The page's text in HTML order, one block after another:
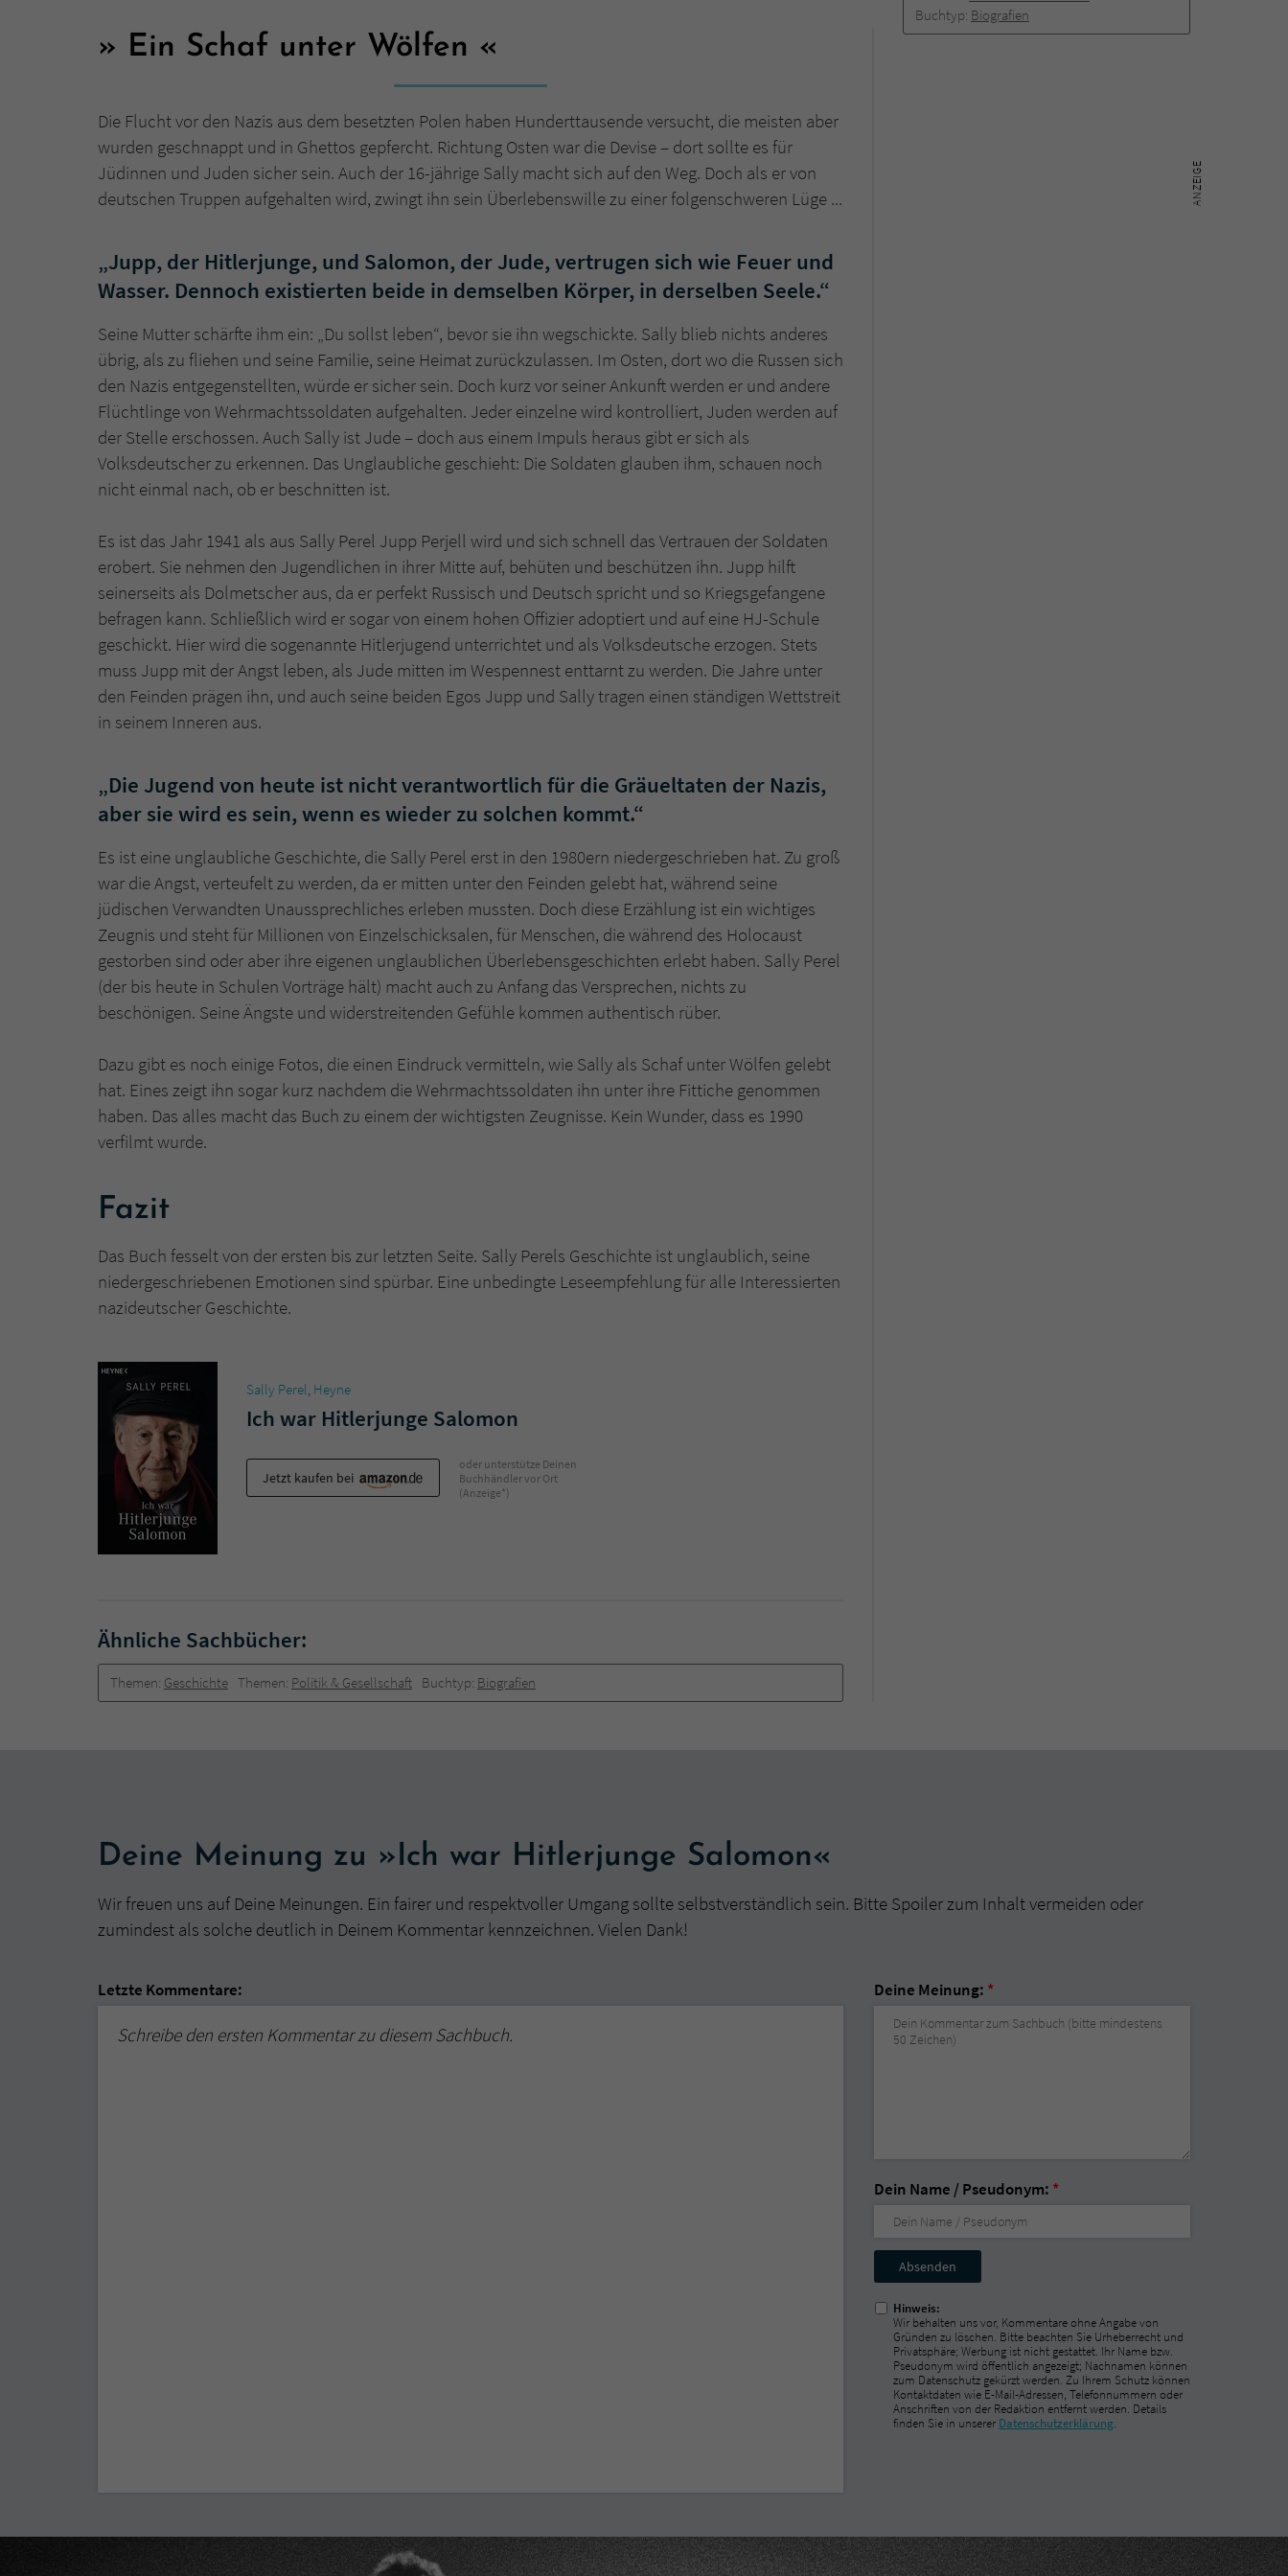
Buchtyp: Biografien
Ein Schaf unter Wölfen
Die Flucht vor den Nazis aus dem besetzten Polen haben Hunderttausende versucht, die meisten aber
wurden geschnappt und in Ghettos gepfercht. Richtung Osten war die Devise – dort sollte es für
Jüdinnen und Juden sicher sein. Auch der 16-jährige Sally macht sich auf den Weg. Doch als er von
deutschen Truppen aufgehalten wird, zwingt ihn sein Überlebenswille zu einer folgenschweren Lüge ...
„Jupp, der Hitlerjunge, und Salomon, der Jude, vertrugen sich wie Feuer und
Wasser. Dennoch existierten beide in demselben Körper, in derselben Seele.“
Seine Mutter schärfte ihm ein: „Du sollst leben“, bevor sie ihn wegschickte. Sally blieb nichts anderes
übrig, als zu fliehen und seine Familie, seine Heimat zurückzulassen. Im Osten, dort wo die Russen sich
den Nazis entgegenstellten, würde er sicher sein. Doch kurz vor seiner Ankunft werden er und andere
Flüchtlinge von Wehrmachtssoldaten aufgehalten. Jeder einzelne wird kontrolliert, Juden werden auf
der Stelle erschossen. Auch Sally ist Jude – doch aus einem Impuls heraus gibt er sich als
Volksdeutscher zu erkennen. Das Unglaubliche geschieht: Die Soldaten glauben ihm, schauen noch
nicht einmal nach, ob er beschnitten ist.
Es ist das Jahr 1941 als aus Sally Perel Jupp Perjell wird und sich schnell das Vertrauen der Soldaten
erobert. Sie nehmen den Jugendlichen in ihrer Mitte auf, behüten und beschützen ihn. Jupp hilft
seinerseits als Dolmetscher aus, da er perfekt Russisch und Deutsch spricht und so Kriegsgefangene
befragen kann. Schließlich wird er sogar von einem hohen Offizier adoptiert und auf eine HJ-Schule
geschickt. Hier wird die sogenannte Hitlerjugend unterrichtet und als Volksdeutsche erzogen. Stets
muss Jupp mit der Angst leben, als Jude mitten im Wespennest enttarnt zu werden. Die Jahre unter
den Feinden prägen ihn, und auch seine beiden Egos Jupp und Sally tragen einen ständigen Wettstreit
in seinem Inneren aus.
„Die Jugend von heute ist nicht verantwortlich für die Gräueltaten der Nazis,
aber sie wird es sein, wenn es wieder zu solchen kommt.“
Es ist eine unglaubliche Geschichte, die Sally Perel erst in den 1980ern niedergeschrieben hat. Zu groß
war die Angst, verteufelt zu werden, da er mitten unter den Feinden gelebt hat, während seine
jüdischen Verwandten Unaussprechliches erleben mussten. Doch diese Erzählung ist ein wichtiges
Zeugnis und steht für Millionen von Einzelschicksalen, für Menschen, die während des Holocaust
gestorben sind oder aber ihre eigenen unglaublichen Überlebensgeschichten erlebt haben. Sally Perel
(der bis heute in Schulen Vorträge hält) macht auch zu Anfang das Versprechen, nichts zu
beschönigen. Seine Ängste und widerstreitenden Gefühle kommen authentisch rüber.
Dazu gibt es noch einige Fotos, die einen Eindruck vermitteln, wie Sally als Schaf unter Wölfen gelebt
hat. Eines zeigt ihn sogar kurz nachdem die Wehrmachtssoldaten ihn unter ihre Fittiche genommen
haben. Das alles macht das Buch zu einem der wichtigsten Zeugnisse. Kein Wunder, dass es 1990
verfilmt wurde.
Fazit
Das Buch fesselt von der ersten bis zur letzten Seite. Sally Perels Geschichte ist unglaublich, seine
niedergeschriebenen Emotionen sind spürbar. Eine unbedingte Leseempfehlung für alle Interessierten
nazideutscher Geschichte.
Sally Perel, Heyne
Ich war Hitlerjunge Salomon
Jetzt kaufen bei
oder unterstütze Deinen
Buchhändler vor Ort
(Anzeige*)
Ähnliche Sachbücher:
Themen: Geschichte Themen: Politik & Gesellschaft Buchtyp: Biografien
Deine Meinung zu »Ich war Hitlerjunge Salomon«
Wir freuen uns auf Deine Meinungen. Ein fairer und respektvoller Umgang sollte selbstverständlich sein. Bitte Spoiler zum Inhalt vermeiden oder
zumindest als solche deutlich in Deinem Kommentar kennzeichnen. Vielen Dank!
Letzte Kommentare:
Schreibe den ersten Kommentar zu diesem Sachbuch.
Deine Meinung: *
Dein Name / Pseudonym: *
Nicht
ausfüllen!
Hinweis:
Wir behalten uns vor, Kommentare ohne Angabe von
Gründen zu löschen. Bitte beachten Sie Urheberrecht und
Privatsphäre; Werbung ist nicht gestattet. Ihr Name bzw.
Pseudonym wird öffentlich angezeigt; Nachnamen können
zum Datenschutz gekürzt werden. Zu Ihrem Schutz können
Kontaktdaten wie E-Mail-Adressen, Telefonnummern oder
Anschriften von der Redaktion entfernt werden. Details
finden Sie in unserer Datenschutzerklärung.
Name
Anbieter
Laufzeit 1 Jahr
Zweck Cookie für Kommentare einzelner Buchtitel
Anbieter Literatur-Couch Medien GmbH & Co. KG
Laufzeit Session
Zweck
Dieses Cookie gewährleistet die Kommunikation der
Webseite mit dem Benutzer. Es wird benötigt um z. B.
den Sicherheitscode des Kontaktformulars zu
überprüfen.